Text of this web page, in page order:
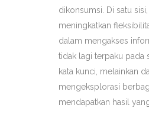
dikonsumsi. Di satu
meningkatkan
dalam mengakses
tidak lagi terpaku pada
kata kunci, melainkan
mengeksplorasi
mendapatkan hasil